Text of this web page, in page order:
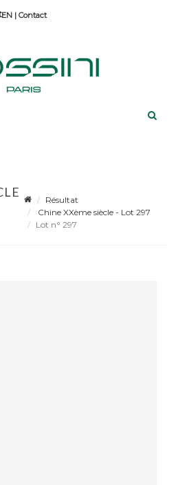
Contact
Résultat
Chine XXème siècle - Lot 297
Lot n° 297